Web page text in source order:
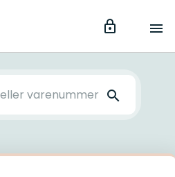
search
lock menu